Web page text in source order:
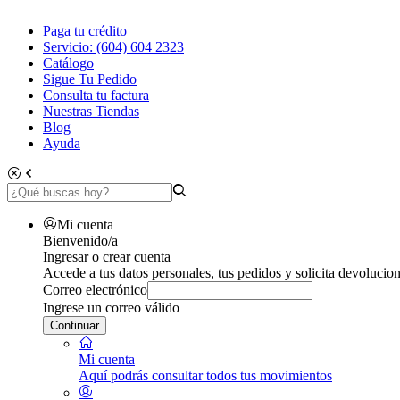
Paga tu crédito
Servicio: (604) 604 2323
Catálogo
Sigue Tu Pedido
Consulta tu factura
Nuestras Tiendas
Blog
Ayuda
Mi cuenta
Bienvenido/a
Ingresar o crear cuenta
Accede a tus datos personales, tus pedidos y solicita
Correo electrónico
Ingrese un correo válido
Continuar
Mi cuenta
Aquí podrás consultar todos tus movimientos